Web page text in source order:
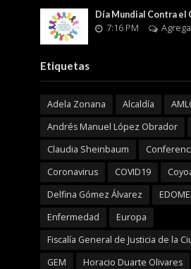
Día Mundial Contra el
7:16 PM
Etiquetas
Adela Zonana Alcaldía
Andrés Manuel López Obrador
Claudia Sheinbaum
Coronavirus
COVID19
Delfina Gómez Álvarez
Enfermedad
Europa
Fiscalía General de Justicia de la
GEM
Horacio Duarte Olivares